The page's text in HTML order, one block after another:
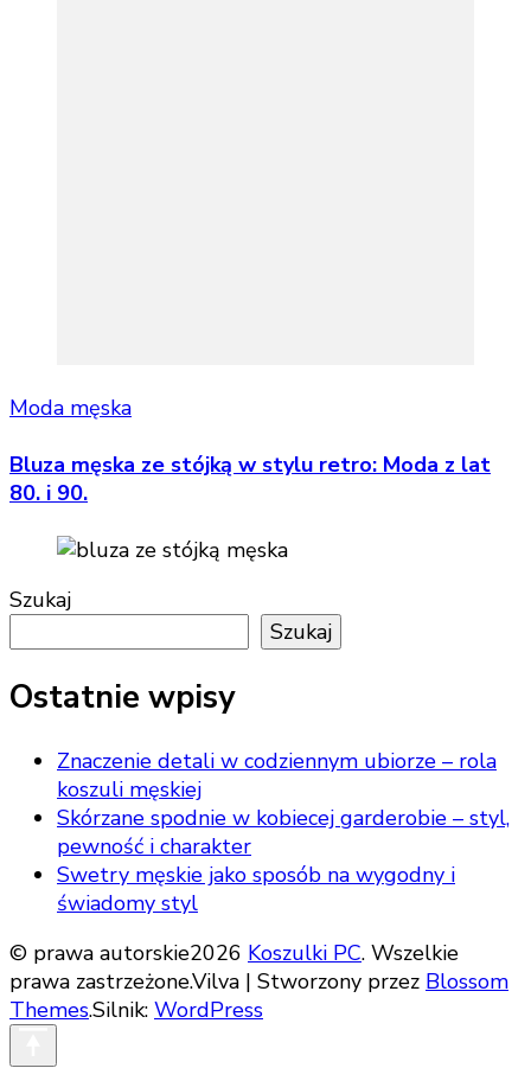
Moda męska
Bluza męska ze stójką w stylu retro: Moda z lat
80. i 90.
Szukaj
Szukaj
Ostatnie wpisy
Znaczenie detali w codziennym ubiorze – rola
koszuli męskiej
Skórzane spodnie w kobiecej garderobie – styl,
pewność i charakter
Swetry męskie jako sposób na wygodny i
świadomy styl
© prawa autorskie2026 Koszulki PC. Wszelkie
prawa zastrzeżone.Vilva | Stworzony przez Blossom
Themes.Silnik: WordPress